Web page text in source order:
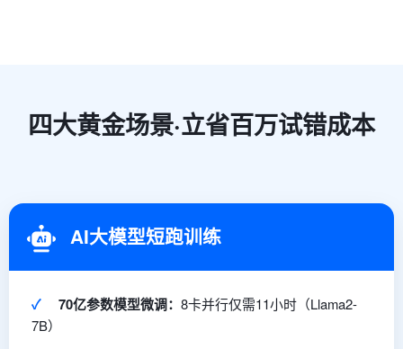
四大黄金场景·立省百万试错成本
AI大模型短跑训练
✓ 70亿参数模型微调： 8卡并行仅需11小时（Llama2-
7B）